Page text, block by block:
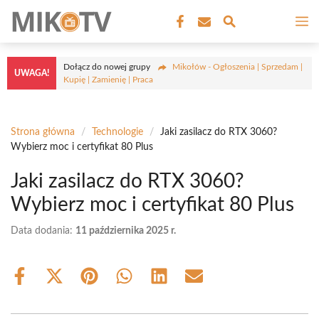
treści
UWAGA!
Dołącz do nowej grupy
Mikołów - Ogłoszenia | Sprzedam |
Kupię | Zamienię | Praca
Strona główna / Technologie /
Jaki zasilacz do RTX 3060?
Wybierz moc i certyfikat 80 Plus
Jaki zasilacz do RTX 3060?
Wybierz moc i certyfikat 80 Plus
Data dodania: 11 października 2025 r.
Share
Share
(Twitter)
Share Share Share Share